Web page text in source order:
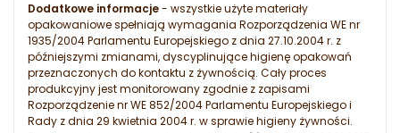
Dodatkowe informacje- wszystkie użyte materiały
opakowaniowe spełniają wymagania Rozporządzenia WE nr
1935/2004 Parlamentu Europejskiego z dnia 27.10.2004 r. z
późniejszymi zmianami, dyscyplinujące higienę opakowań
przeznaczonych do kontaktu z żywnością. Cały proces
produkcyjny jest monitorowany zgodnie z zapisami
Rozporządzenie nr WE 852/2004 Parlamentu Europejskiego i
Rady z dnia 29 kwietnia 2004 r. w sprawie higieny żywności.